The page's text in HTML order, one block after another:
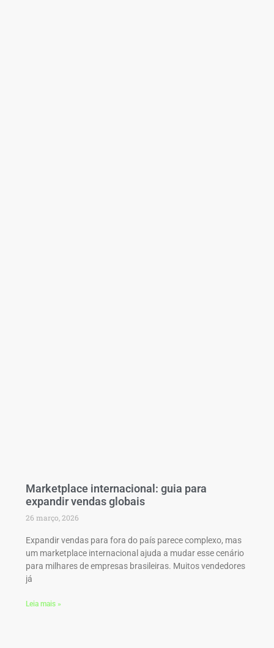
Marketplace internacional: guia para
expandir vendas globais
26 março, 2026
Expandir vendas para fora do país parece complexo, mas
um marketplace internacional ajuda a mudar esse cenário
para milhares de empresas brasileiras. Muitos vendedores
já
Leia mais »